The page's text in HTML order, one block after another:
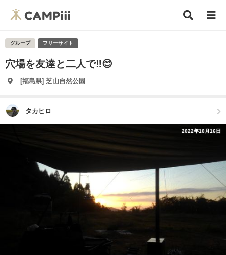
グループ フリーサイト
穴場を友達と二人で‼️😊
[福島県] 芝山自然公園
タカヒロ
2022年10月16日